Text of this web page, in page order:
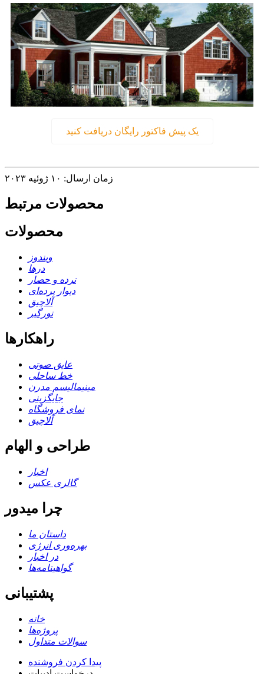
یک پیش فاکتور رایگان دریافت کنید
زمان ارسال: ۱۰ ژوئیه ۲۰۲۳
محصولات مرتبط
محصولات
ویندوز
درها
نرده و حصار
دیوار پرده‌ای
آلاچیق
نورگیر
راهکارها
عایق صوتی
خط ساحلی
مینیمالیسم مدرن
جایگزینی
نمای فروشگاه
آلاچیق
طراحی و الهام
اخبار
گالری عکس
چرا میدور
داستان ما
بهره‌وری انرژی
در اخبار
گواهینامه‌ها
پشتیبانی
خانه
پروژه‌ها
سوالات متداول
پیدا کردن فروشنده